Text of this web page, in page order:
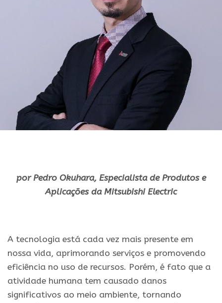
por Pedro Okuhara, Especialista de Produtos e
Aplicações da Mitsubishi Electric
A tecnologia está cada vez mais presente em
nossa vida, aprimorando serviços e promovendo
eficiência no uso de recursos. Porém, é fato que a
atividade humana tem causado danos
significativos ao meio ambiente, tornando